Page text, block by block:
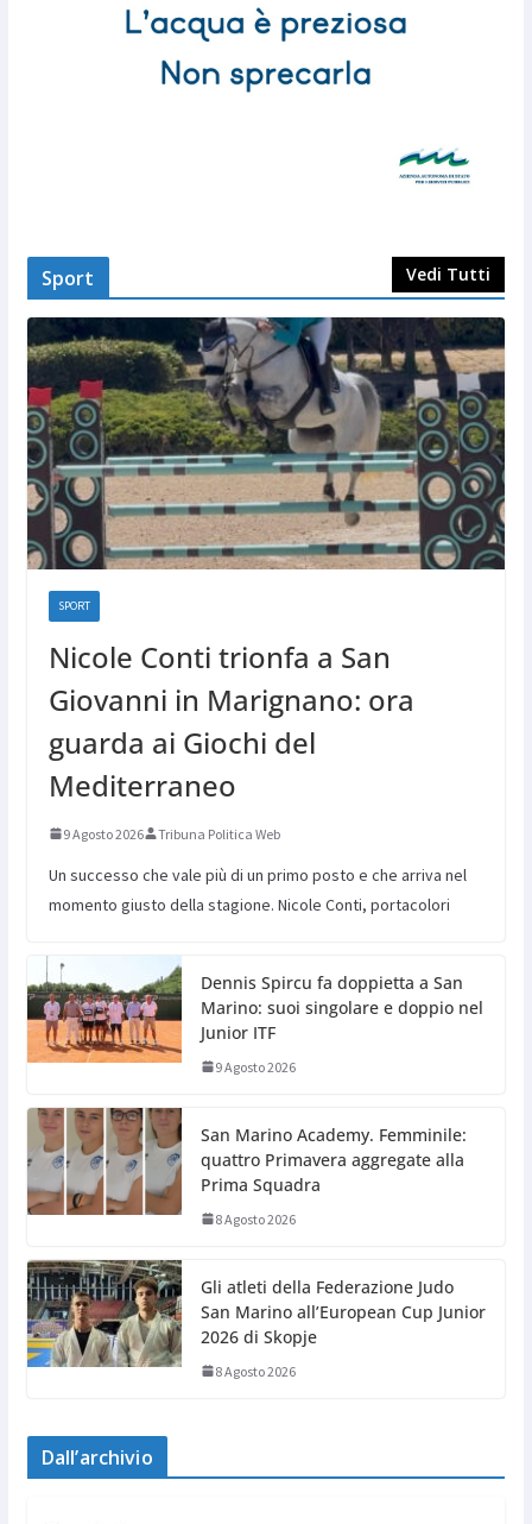
Sport Vedi Tutti
SPORT
Nicole Conti trionfa a San
Giovanni in Marignano: ora
guarda ai Giochi del
Mediterraneo
9 Agosto 2026 Tribuna Politica Web
Un successo che vale più di un primo posto e che arriva nel
momento giusto della stagione. Nicole Conti, portacolori
Dennis Spircu fa doppietta a San
Marino: suoi singolare e doppio nel
Junior ITF
9 Agosto 2026
San Marino Academy. Femminile:
quattro Primavera aggregate alla
Prima Squadra
8 Agosto 2026
Gli atleti della Federazione Judo
San Marino all’European Cup Junior
2026 di Skopje
8 Agosto 2026
Dall’archivio